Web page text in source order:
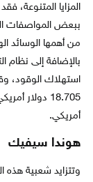
ببعض المواصفات
أمريكي.
هوندا سيفيك